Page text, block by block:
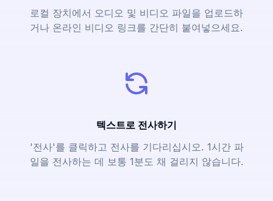
로컬 장치에서 오디오 및 비디오 파일을 업로드하
거나 온라인 비디오 링크를 간단히 붙여넣으세요.
텍스트로 전사하기
'전사'를 클릭하고 전사를 기다리십시오. 1시간 파
일을 전사하는 데 보통 1분도 채 걸리지 않습니다.